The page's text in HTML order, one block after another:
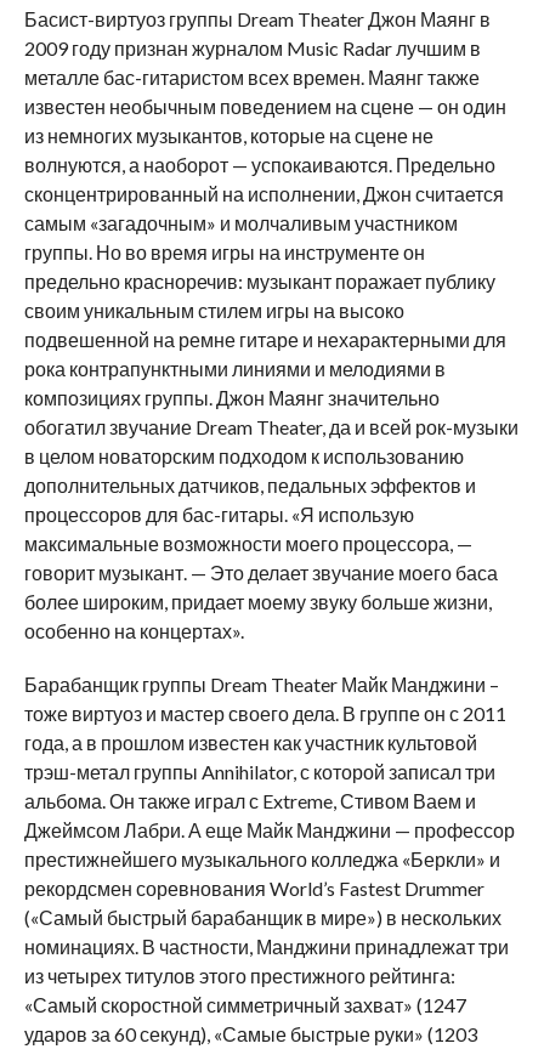
Басист-виртуоз группы Dream Theater Джон Маянг в
2009 году признан журналом Music Radar лучшим в
металле бас-гитаристом всех времен. Маянг также
известен необычным поведением на сцене — он один
из немногих музыкантов, которые на сцене не
волнуются, а наоборот — успокаиваются. Предельно
сконцентрированный на исполнении, Джон считается
самым «загадочным» и молчаливым участником
группы. Но во время игры на инструменте он
предельно красноречив: музыкант поражает публику
своим уникальным стилем игры на высоко
подвешенной на ремне гитаре и нехарактерными для
рока контрапунктными линиями и мелодиями в
композициях группы. Джон Маянг значительно
обогатил звучание Dream Theater, да и всей рок-музыки
в целом новаторским подходом к использованию
дополнительных датчиков, педальных эффектов и
процессоров для бас-гитары. «Я использую
максимальные возможности моего процессора, —
говорит музыкант. — Это делает звучание моего баса
более широким, придает моему звуку больше жизни,
особенно на концертах».
Барабанщик группы Dream Theater Майк Манджини –
тоже виртуоз и мастер своего дела. В группе он с 2011
года, а в прошлом известен как участник культовой
трэш-метал группы Annihilator, с которой записал три
альбома. Он также играл с Extreme, Стивом Ваем и
Джеймсом Лабри. А еще Майк Манджини — профессор
престижнейшего музыкального колледжа «Беркли» и
рекордсмен соревнования World’s Fastest Drummer
(«Самый быстрый барабанщик в мире») в нескольких
номинациях. В частности, Манджини принадлежат три
из четырех титулов этого престижного рейтинга:
«Самый скоростной симметричный захват» (1247
ударов за 60 секунд), «Самые быстрые руки» (1203